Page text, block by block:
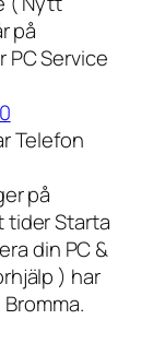
på
PC Service
Telefon
på
tider Starta
din PC &
) har